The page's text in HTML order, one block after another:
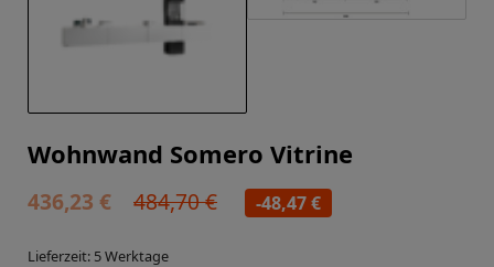
Wohnwand Somero Vitrine
436,23 € 484,70 € -48,47 €
Lieferzeit: 5 Werktage